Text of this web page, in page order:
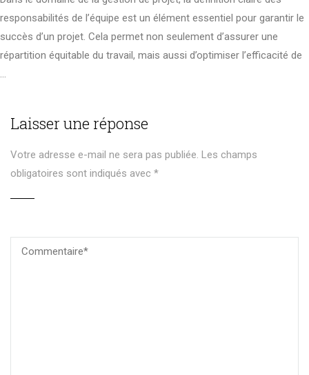
responsabilités de l’équipe est un élément essentiel pour garantir le
succès d’un projet. Cela permet non seulement d’assurer une
répartition équitable du travail, mais aussi d’optimiser l’efficacité de
…
Laisser une réponse
Votre adresse e-mail ne sera pas publiée. Les champs
obligatoires sont indiqués avec *